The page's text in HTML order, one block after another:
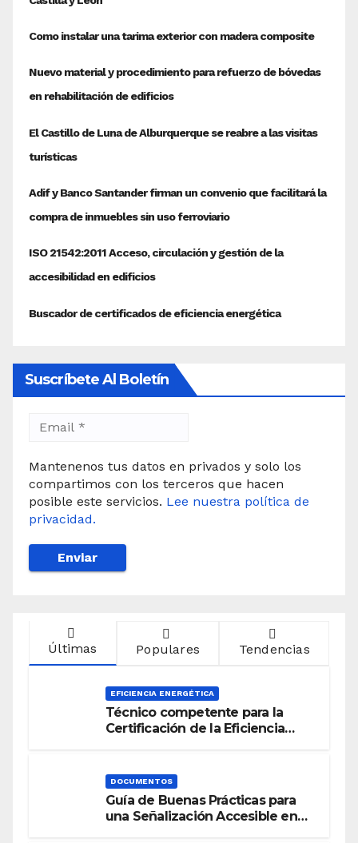
Suscríbete Al Boletín
Mantenenos tus datos en privados y solo los
compartimos con los terceros que hacen
posible este servicios. Lee nuestra política de
privacidad.
Últimas Populares Tendencias
EFICIENCIA ENERGÉTICA
Técnico competente para la
Certificación de la Eficiencia
DOCUMENTOS
Guía de Buenas Prácticas para
una Señalización Accesible en